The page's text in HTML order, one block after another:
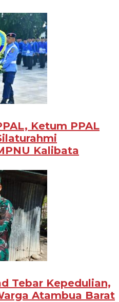
Ketum PPAL
Kalibata
Tebar Kepedulian,
Atambua Barat